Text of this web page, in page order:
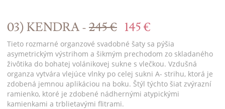
03) KENDRA -245 € 145 €
Tieto rozmarné organzové svadobné šaty sa pýšia
asymetrickým výstrihom a šikmým prechodom zo skladaného
živôtika do bohatej volánikovej sukne s vlečkou. Vzdušná
organza vytvára vlejúce vlnky po celej sukni A- strihu, ktorá je
zdobená jemnou aplikáciou na boku. Štýl týchto šiat zvýrazní
ramienko, ktoré je zdobené nádhernými atypickými
kamienkami a trblietavými flitrami.